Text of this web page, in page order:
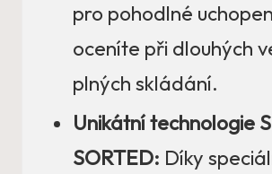
pro pohodlné
oceníte při dlouhých
plných skládání.
Unikátní technologie
SORTED: Díky